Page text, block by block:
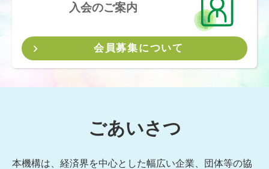
入会のご案内
会員募集について
ごあいさつ
本機構は、経済界を中心とした幅広い企業、団体等の協